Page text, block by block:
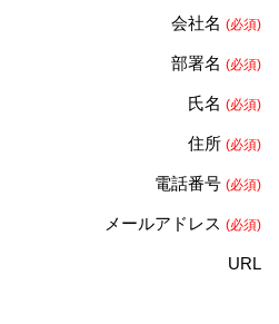
会社名 (必須)
部署名 (必須)
氏名 (必須)
住所 (必須)
電話番号 (必須)
メールアドレス (必須)
URL